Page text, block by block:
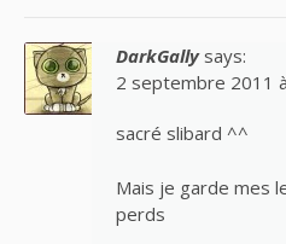
DarkGally says:
2 septembre 2011
sacré slibard ^^
Mais je garde mes
perds